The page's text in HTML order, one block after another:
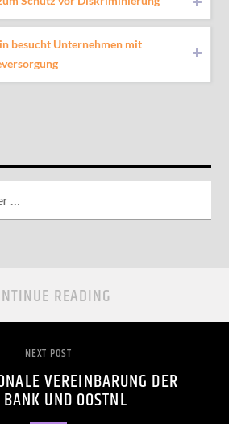
besucht Unternehmen mit
READING
NEXT POST
VEREINBARUNG DER
UND OOSTNL